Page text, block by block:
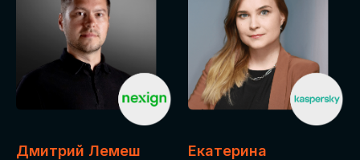
Дмитрий Лемеш
Екатерина
ДЛЯ ОПЛАТЫ БИЛЕТОВ
ОТ ФИЗИЧЕСКОГО ЛИЦА
Оплата через сервис Timepad
ПРИОБРЕСТИ БИЛЕТ